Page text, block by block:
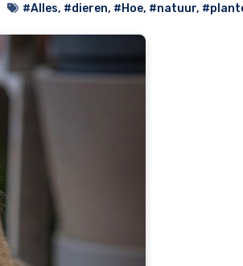
#Alles, #dieren, #Hoe, #natuur,